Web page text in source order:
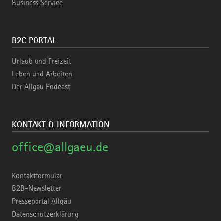
Business Service
B2C PORTAL
Urlaub und Freizeit
Leben und Arbeiten
Der Allgäu Podcast
KONTAKT & INFORMATION
office@allgaeu.de
Kontaktformular
B2B-Newsletter
Presseportal Allgäu
Datenschutzerklärung